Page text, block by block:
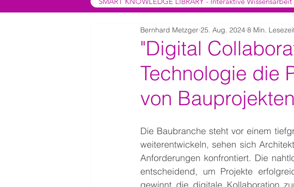
"Digital
Technologie die
von
Bernhard Metzger 25. Aug. 2024 8 Min.
Die Baubranche steht vor einem
weiterentwickeln, sehen sich
Anforderungen konfrontiert. Die
entscheidend, um Projekte